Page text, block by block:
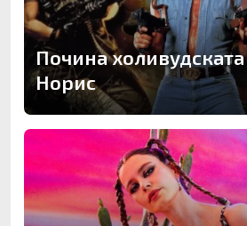
Почина
Норис